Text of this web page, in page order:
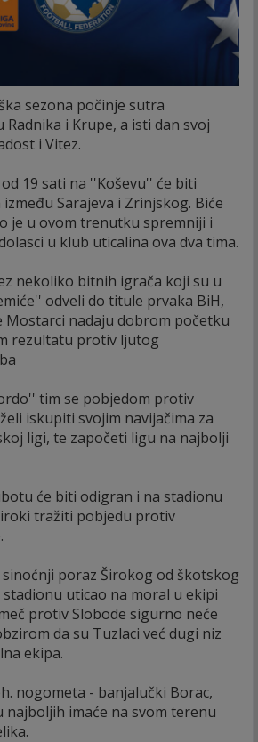
sezona počinje sutra
Radnika i Krupe, a isti dan svoj
i Vitez.
19 sati na ''Koševu'' će biti
Sarajeva i Zrinjskog. Biće
je u ovom trenutku spremniji i
u klub uticalina ova dva tima.
nekoliko bitnih igrača koji su u
odveli do titule prvaka BiH,
Mostarci nadaju dobrom početku
rezultatu protiv ljutog
tim se pobjedom protiv
iskupiti svojim navijačima za
ligi, te započeti ligu na najbolji
će biti odigran i na stadionu
tražiti pobjedu protiv
poraz Širokog od škotskog
uticao na moral u ekipi
protiv Slobode sigurno neće
da su Tuzlaci već dugi niz
ekipa.
nogometa - banjalučki Borac,
imaće na svom terenu